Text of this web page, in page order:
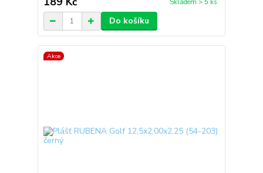
Skladem > 5 ks
Do košíku
Akce